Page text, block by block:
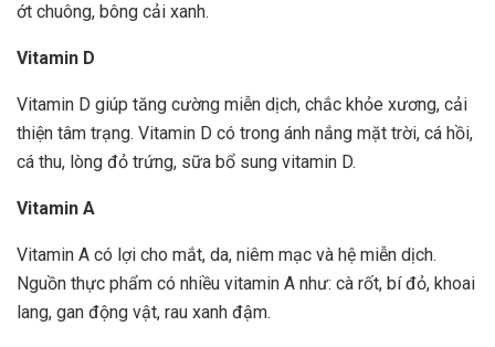
ớt chuông, bông cải xanh.
Vitamin D
Vitamin D giúp tăng cường miễn dịch, chắc khỏe xương, cải
thiện tâm trạng. Vitamin D có trong ánh nắng mặt trời, cá hồi,
cá thu, lòng đỏ trứng, sữa bổ sung vitamin D.
Vitamin A
Vitamin A có lợi cho mắt, da, niêm mạc và hệ miễn dịch.
Nguồn thực phẩm có nhiều vitamin A như: cà rốt, bí đỏ, khoai
lang, gan động vật, rau xanh đậm.